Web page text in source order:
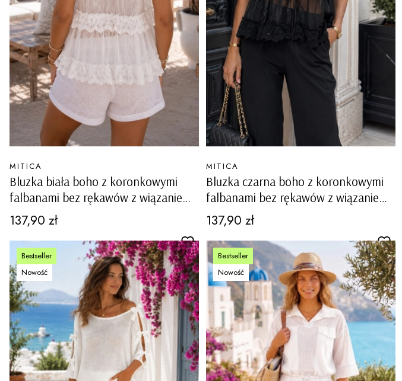
Bluzka biała boho z koronkowymi
falbanami bez rękawów z wiązaniem
przy dekolcie Posina
PRODUCENT
MITICA
Cena
137,90 zł
Bluzka czarna boho z koronkowymi
falbanami bez rękawów z wiązaniem
przy dekolcie Posina
PRODUCENT
MITICA
Cena
137,90 zł
Bestseller
Nowość
Bestseller
Nowość